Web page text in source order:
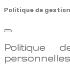
Politique de
Politique
personnelles